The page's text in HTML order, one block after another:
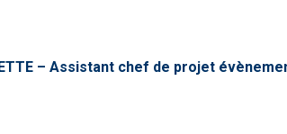
– Assistant chef de projet